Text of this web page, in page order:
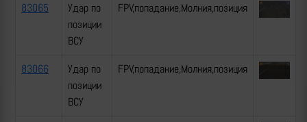
83065
Удар по
позиции
ВСУ
FPV,попадание,Молния,позиция
83066
Удар по
позиции
ВСУ
FPV,попадание,Молния,позиция